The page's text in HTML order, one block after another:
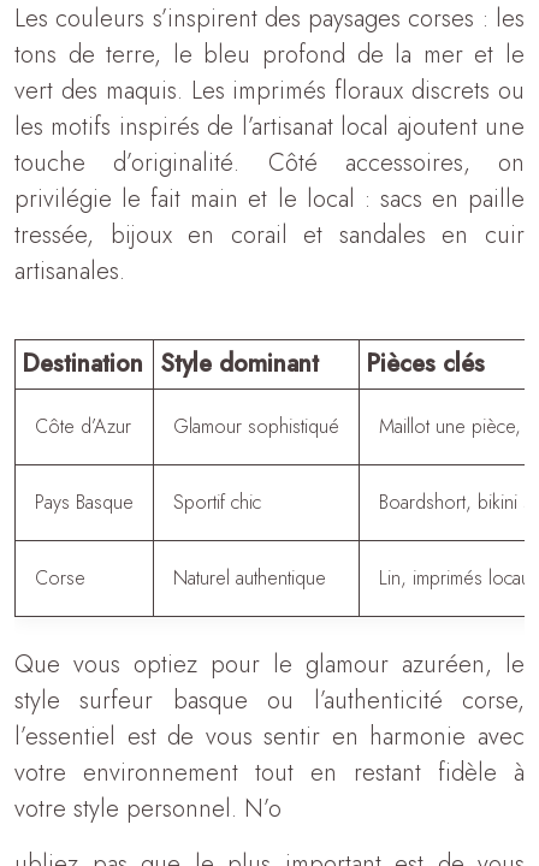
Les couleurs s’inspirent des paysages corses : les
tons de terre, le bleu profond de la mer et le
vert des maquis. Les imprimés floraux discrets ou
les motifs inspirés de l’artisanat local ajoutent une
touche d’originalité. Côté accessoires, on
privilégie le fait main et le local : sacs en paille
tressée, bijoux en corail et sandales en cuir
artisanales.
Destination Style dominant Pièces clés
Côte d’Azur Glamour sophistiqué Maillot une pièce,
Pays Basque Sportif chic Boardshort, bikini
Corse Naturel authentique Lin, imprimés
Que vous optiez pour le glamour azuréen, le
style surfeur basque ou l’authenticité corse,
l’essentiel est de vous sentir en harmonie avec
votre environnement tout en restant fidèle à
votre style personnel. N’o